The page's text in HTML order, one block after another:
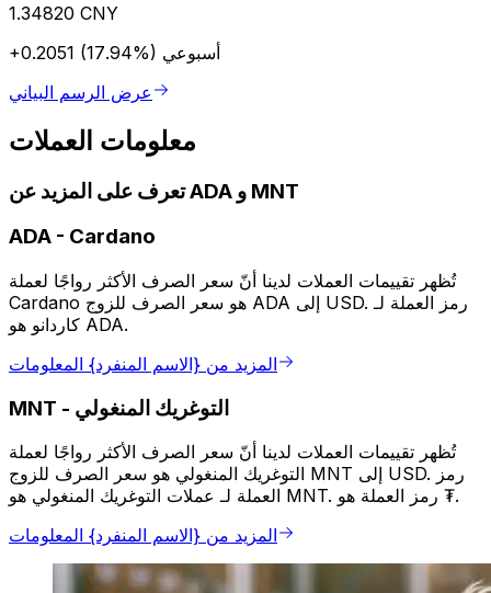
1.34820 CNY
+0.2051 (17.94%) أسبوعي
عرض الرسم البياني
معلومات العملات
تعرف على المزيد عن ADA و MNT
ADA - Cardano
تُظهر تقييمات العملات لدينا أنّ سعر الصرف الأكثر رواجًا لعملة
Cardano هو سعر الصرف للزوج ADA إلى USD. رمز العملة لـ
كاردانو هو ADA.
المزيد من {الاسم المنفرد} المعلومات
MNT - التوغريك المنغولي
تُظهر تقييمات العملات لدينا أنّ سعر الصرف الأكثر رواجًا لعملة
التوغريك المنغولي هو سعر الصرف للزوج MNT إلى USD. رمز
العملة لـ عملات التوغريك المنغولي هو MNT. رمز العملة هو ₮.
المزيد من {الاسم المنفرد} المعلومات